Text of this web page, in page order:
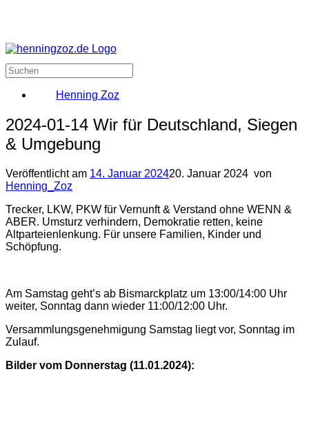
Henning Zoz
2024-01-14 Wir für Deutschland, Siegen
& Umgebung
Veröffentlicht am 14. Januar 202420. Januar 2024 von
Henning_Zoz
Trecker, LKW, PKW für Vernunft & Verstand ohne WENN &
ABER. Umsturz verhindern, Demokratie retten, keine
Altparteienlenkung. Für unsere Familien, Kinder und
Schöpfung.
Am Samstag geht’s ab Bismarckplatz um 13:00/14:00 Uhr
weiter, Sonntag dann wieder 11:00/12:00 Uhr.
Versammlungsgenehmigung Samstag liegt vor, Sonntag im
Zulauf.
Bilder vom Donnerstag (11.01.2024):